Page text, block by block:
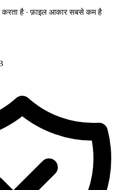
करता है · फ़ाइल आकार सबसे कम है